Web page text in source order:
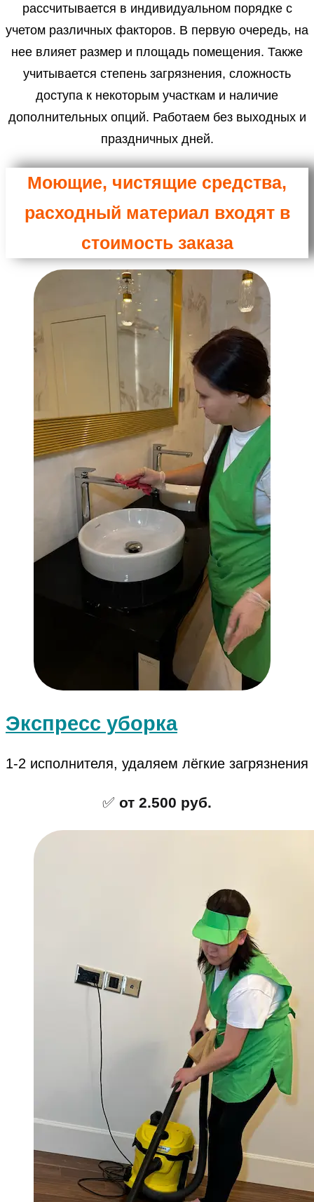
рассчитывается в индивидуальном порядке с
учетом различных факторов. В первую очередь, на
нее влияет размер и площадь помещения. Также
учитывается степень загрязнения, сложность
доступа к некоторым участкам и наличие
дополнительных опций. Работаем без выходных и
праздничных дней.
Моющие, чистящие средства,
расходный материал входят в
стоимость заказа
Экспресс уборка
1-2 исполнителя, удаляем лёгкие загрязнения
✅ от 2.500 руб.